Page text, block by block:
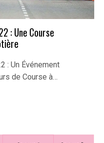
: Une Course
: Un Événement
de Course à…